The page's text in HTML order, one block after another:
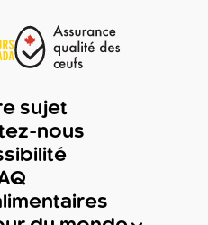
sujet
nous